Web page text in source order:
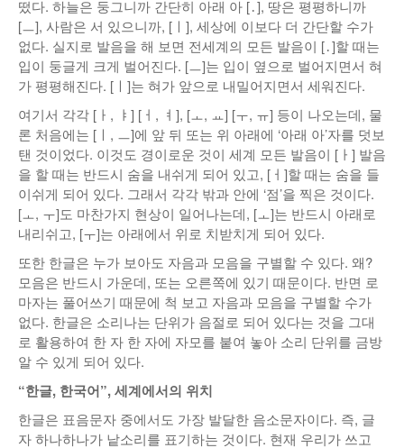
떴다. 하늘은 둥그니까 간단히 아래 아 [․], 땅은 평평하니까
[ㅡ], 사람은 서 있으니까, [ㅣ], 세상에 이보다 더 간단할 수가
없다. 실지로 발음을 해 보면 전세계의 모든 발음이 [․]할 때는
입이 둥글게 크게 벌어진다. [ㅡ]는 입이 옆으로 벌어지면서 혀
가 평평해진다. [ㅣ]는 혀가 앞으로 내밀어지면서 세워진다.
여기서 각각 [ㅏ, ㅑ] [ㅓ, ㅕ], [ㅗ, ㅛ] [ㅜ, ㅠ] 등이 나오는데, 물
론 처음에는 [ㅣ, ㅡ]에 앞 뒤 또는 위 아래에 ‘아래 아’자를 덧보
탠 것이었다. 이것도 경이로운 것이 세계 모든 발음이 [ㅏ] 발음
을 할 때는 반드시 숨을 내쉬게 되어 있고, [ㅓ]할 때는 숨을 들
이쉬게 되어 있다. 그래서 각각 밖과 안에 ‘점’을 찍은 것이다.
[ㅗ, ㅜ]도 마찬가지 현상이 일어나는데, [ㅗ]는 반드시 아래로
내리쉬고, [ㅜ]는 아래에서 위로 치받치게 되어 있다.
또한 한글은 누가 보아도 자음과 모음을 구별할 수 있다. 왜?
모음은 반드시 가운데, 또는 오른쪽에 있기 때문이다. 반면 로
마자는 풀어쓰기 때문에 척 보고 자음과 모음을 구별할 수가
없다. 한글은 소리나는 단위가 음절로 되어 있다는 것을 그대
로 활용하여 한 자 한 자에 자모를 붙여 놓아 소리 단위를 금방
알 수 있게 되어 있다.
“한글, 한국어”, 세계에서의 위치
한글은 표음문자 중에서도 가장 발달한 음소문자이다. 즉, 글
자 하나하나가 낱소리를 표기하는 것이다. 현재 우리가 쓰고